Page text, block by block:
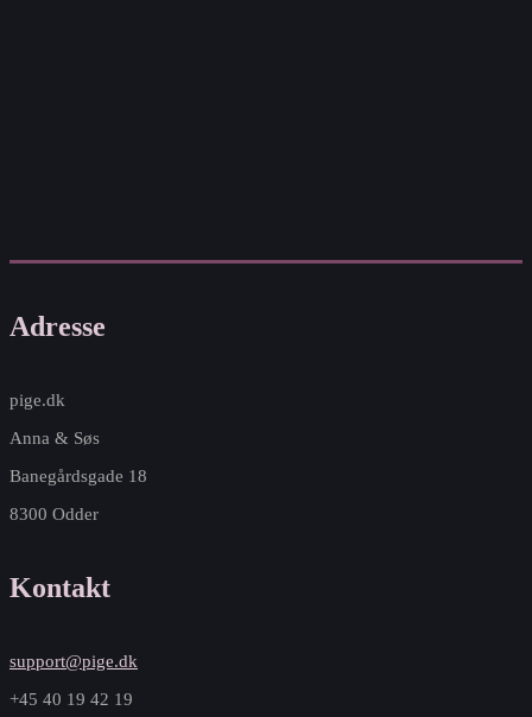
Adresse
pige.dk
Anna & Søs
Banegårdsgade 18
8300 Odder
Kontakt
support@pige.dk
+45 40 19 42 19